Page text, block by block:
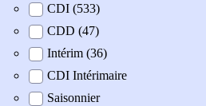
Type de contratCDI (533)
CDD (47)
Intérim (36)
CDI Intérimaire
Saisonnier